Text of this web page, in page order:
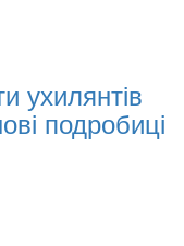
ухилянтів
подробиці